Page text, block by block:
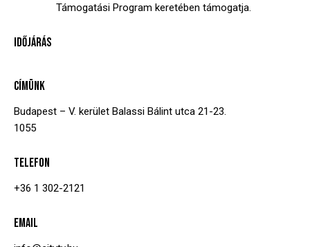
Támogatási Program keretében támogatja.
IDŐJÁRÁS
CÍMÜNK
Budapest – V. kerület Balassi Bálint utca 21-23.
1055
TELEFON
+36 1 302-2121
EMAIL